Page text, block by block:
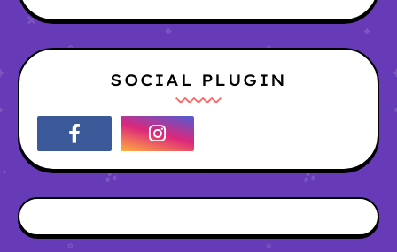
SOCIAL PLUGIN